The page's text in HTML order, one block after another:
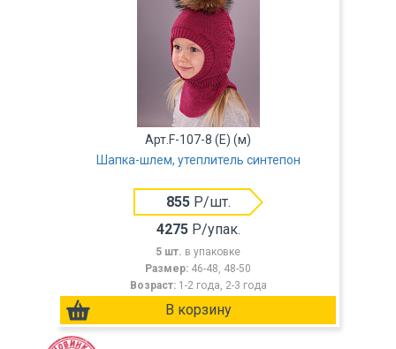
Арт.F-107-8 (Е) (м)
Шапка-шлем, утеплитель синтепон
855Р/шт.
4275Р/упак.
5 шт. в упаковке
Размер: 46-48, 48-50
Возраст: 1-2 года, 2-3 года